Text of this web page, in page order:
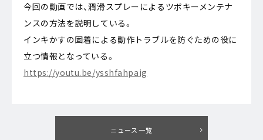
今回の動画では、潤滑スプレーによるツボキーメンテナ
ンスの方法を説明している。
インキかすの固着による動作トラブルを防ぐための役に
立つ情報となっている。
https://youtu.be/ysshfahpaig
ニュース一覧